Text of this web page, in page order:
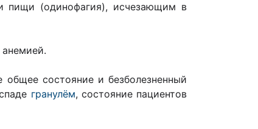
пищи (одинофагия), исчезающим в
общее состояние и безболезненный
гранулём, состояние пациентов